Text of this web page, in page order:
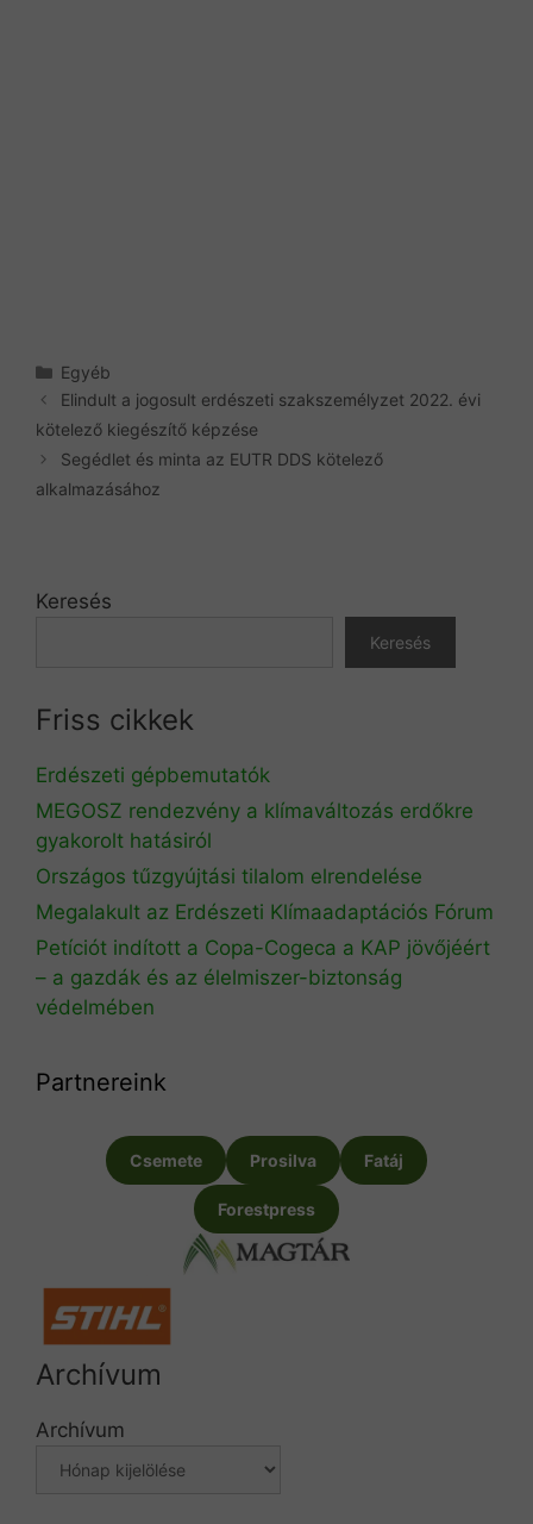
Kategória
Egyéb
Elindult a jogosult erdészeti szakszemélyzet 2022. évi
kötelező kiegészítő képzése
Segédlet és minta az EUTR DDS kötelező
alkalmazásához
Keresés
Keresés
Friss cikkek
Erdészeti gépbemutatók
MEGOSZ rendezvény a klímaváltozás erdőkre
gyakorolt hatásiról
Országos tűzgyújtási tilalom elrendelése
Megalakult az Erdészeti Klímaadaptációs Fórum
Petíciót indított a Copa-Cogeca a KAP jövőjéért
– a gazdák és az élelmiszer-biztonság
védelmében
Partnereink
Csemete Prosilva Fatáj
Forestpress
Archívum
Archívum